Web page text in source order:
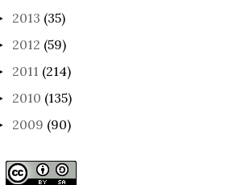
2013 (35)
2012 (59)
2011 (214)
2010 (135)
2009 (90)